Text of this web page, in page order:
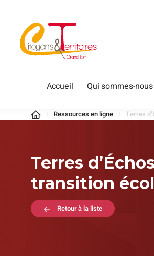
contenu
Territoires
Accueil Qui sommes-
Ressources en ligne Terres
Terres
transition
Retour à la liste